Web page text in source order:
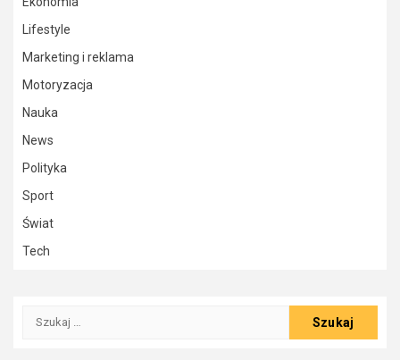
Lifestyle
Marketing i reklama
Motoryzacja
Nauka
News
Polityka
Sport
Świat
Tech
Szukaj: